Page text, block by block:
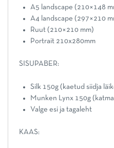
A5 landscape (210×148
A4 landscape (297×210
Ruut (210×210 mm)
Portrait 210x280mm
SISUPABER:
Silk 150g (kaetud siidja
Munken Lynx 150g
Valge esi ja tagaleht
KAAS: